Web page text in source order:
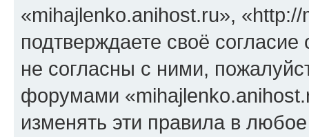
«mihajlenko.anihost.ru»,
подтверждаете своё
не согласны с ними,
форумами
изменять эти правила в